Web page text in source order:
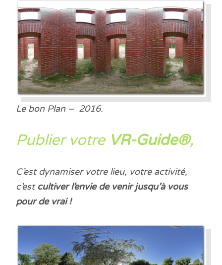
Le bon Plan – 2016.
Publier votre VR-Guide®,
C’est dynamiser votre lieu, votre activité,
c’est cultiver l’envie de venir jusqu’à vous
pour de vrai !